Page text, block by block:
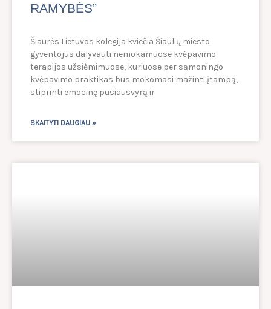
RAMYBĖS”
Šiaurės Lietuvos kolegija kviečia Šiaulių miesto
gyventojus dalyvauti nemokamuose kvėpavimo
terapijos užsiėmimuose, kuriuose per sąmoningo
kvėpavimo praktikas bus mokomasi mažinti įtampą,
stiprinti emocinę pusiausvyrą ir
SKAITYTI DAUGIAU »